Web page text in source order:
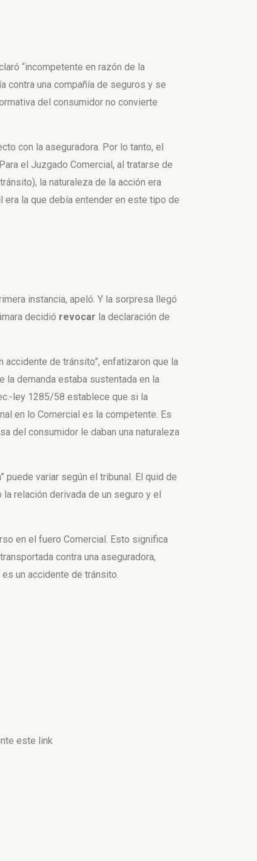
“incompetente en razón de la
contra una compañía de seguros y se
del consumidor no convierte
con la aseguradora. Por lo tanto, el
el Juzgado Comercial, al tratarse de
la naturaleza de la acción era
era la que debía entender en este tipo de
instancia, apeló. Y la sorpresa llegó
decidió revocar la declaración de
accidente de tránsito”, enfatizaron que la
la demanda estaba sustentada en la
ley 1285/58 establece que si la
en lo Comercial es la competente. Es
del consumidor le daban una naturaleza
variar según el tribunal. El quid de
relación derivada de un seguro y el
en el fuero Comercial. Esto significa
contra una aseguradora,
un accidente de tránsito.
este link